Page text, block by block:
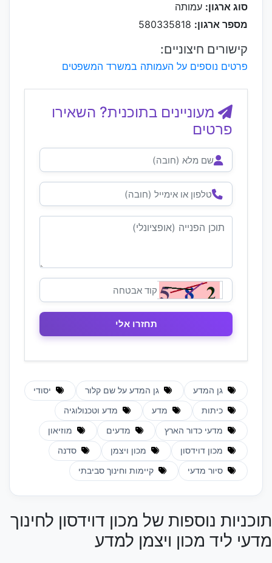
סוג ארגון: עמותה
מספר ארגון:
קישורים חיצוניים:
פרטים נוספים על העמותה במשרד המשפטים
מעוניינים בתוכנית? השאירו
פרטים
גן המדע גן המדע על שם קלור יסודי
כיתות מדע מדע וטכנולוגיה
מדעי כדור הארץ מדעים מוזיאון
מכון דוידסון מכון ויצמן סדנה
סיור מדעי קיימות וחינוך סביבתי
תוכניות נוספות של מכון דוידסון לחינוך
מדעי ליד מכון ויצמן למדע